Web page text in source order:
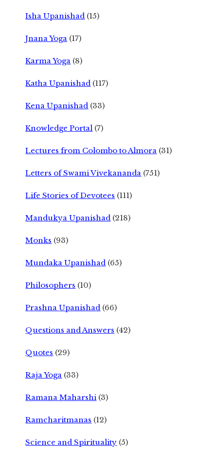
Isha Upanishad (15)
Jnana Yoga (17)
Karma Yoga (8)
Katha Upanishad (117)
Kena Upanishad (33)
Knowledge Portal (7)
Lectures from Colombo to Almora (31)
Letters of Swami Vivekananda (751)
Life Stories of Devotees (111)
Mandukya Upanishad (218)
Monks (93)
Mundaka Upanishad (65)
Philosophers (10)
Prashna Upanishad (66)
Questions and Answers (42)
Quotes (29)
Raja Yoga (33)
Ramana Maharshi (3)
Ramcharitmanas (12)
Science and Spirituality (5)